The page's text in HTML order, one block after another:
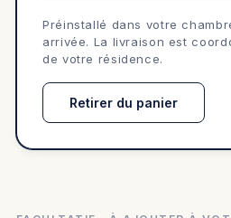
Préinstallé dans votre
arrivée. La livraison est
de votre résidence.
Retirer du panier